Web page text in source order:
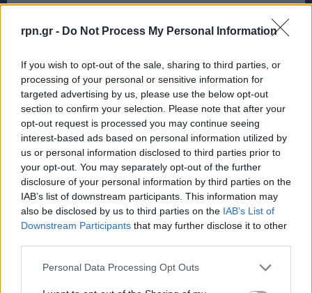
rpn.gr - Do Not Process My Personal Information
If you wish to opt-out of the sale, sharing to third parties, or
processing of your personal or sensitive information for
targeted advertising by us, please use the below opt-out
section to confirm your selection. Please note that after your
opt-out request is processed you may continue seeing
interest-based ads based on personal information utilized by
us or personal information disclosed to third parties prior to
your opt-out. You may separately opt-out of the further
disclosure of your personal information by third parties on the
IAB’s list of downstream participants. This information may
also be disclosed by us to third parties on the IAB’s List of
Downstream Participants that may further disclose it to other
Personal Data Processing Opt Outs